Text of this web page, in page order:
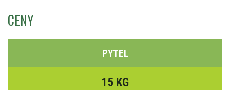
CENY
PYTEL
15 KG